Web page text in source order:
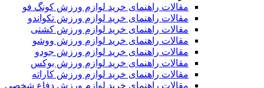
مقالات راهنمای خرید لوازم ورزش کونگ فو
مقالات راهنمای خرید لوازم ورزش تکواندو
مقالات راهنمای خرید لوازم ورزش کشتی
مقالات راهنمای خرید لوازم ورزش ووشو
مقالات راهنمای خرید لوازم ورزش جودو
مقالات راهنمای خرید لوازم ورزش بوکس
مقالات راهنمای خرید لوازم ورزش کاراته
مقالات راهنمای خرید لوازم ورزش دفاع شخصی